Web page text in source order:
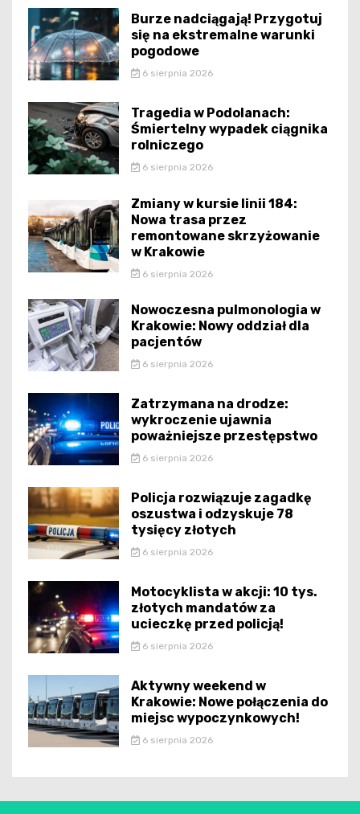
Burze nadciągają! Przygotuj
się na ekstremalne warunki
pogodowe
6 sierpnia 2026
Tragedia w Podolanach:
Śmiertelny wypadek ciągnika
rolniczego
6 sierpnia 2026
Zmiany w kursie linii 184:
Nowa trasa przez
remontowane skrzyżowanie
w Krakowie
6 sierpnia 2026
Nowoczesna pulmonologia w
Krakowie: Nowy oddział dla
pacjentów
6 sierpnia 2026
Zatrzymana na drodze:
wykroczenie ujawnia
poważniejsze przestępstwo
6 sierpnia 2026
Policja rozwiązuje zagadkę
oszustwa i odzyskuje 78
tysięcy złotych
6 sierpnia 2026
Motocyklista w akcji: 10 tys.
złotych mandatów za
ucieczkę przed policją!
6 sierpnia 2026
Aktywny weekend w
Krakowie: Nowe połączenia do
miejsc wypoczynkowych!
6 sierpnia 2026